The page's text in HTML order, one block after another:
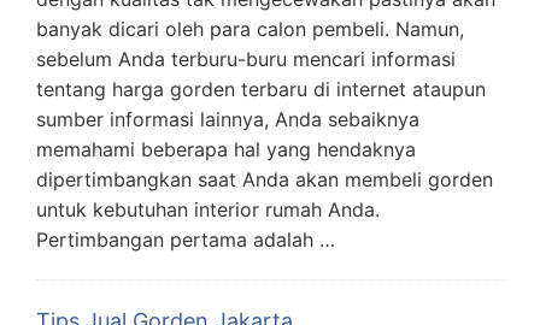
banyak dicari oleh para calon pembeli. Namun,
sebelum Anda terburu-buru mencari informasi
tentang harga gorden terbaru di internet ataupun
sumber informasi lainnya, Anda sebaiknya
memahami beberapa hal yang hendaknya
dipertimbangkan saat Anda akan membeli gorden
untuk kebutuhan interior rumah Anda.
Pertimbangan pertama adalah …